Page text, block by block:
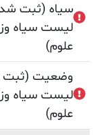
شده در
وزارت
(ثبت شده در
وزارت